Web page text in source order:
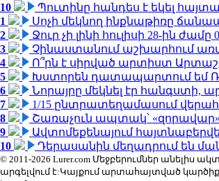
10
Պուտինը հանդես է եկել
1
Սոչի մեկնող ինքնաթիռը
2
Ջուր չի լինի հուլիսի 28-ին ժամը
3
Չինաստանում աշխարհում
4
Ո՞րն է սիրված արտիստ
5
Խստորեն դատապարտում եմ
6
Նորայրը մեկնել էր հանգստի,
7
1/15 ընտրատեղամասում
8
Շառաչուն ապտակ՝
9
Ավտոմեքենայում
10
Դերասանին մեղադրում են
© 2011-2026 Lurer.com Մեջբերումներ
արգելվում է:Կայքում արտահայտված